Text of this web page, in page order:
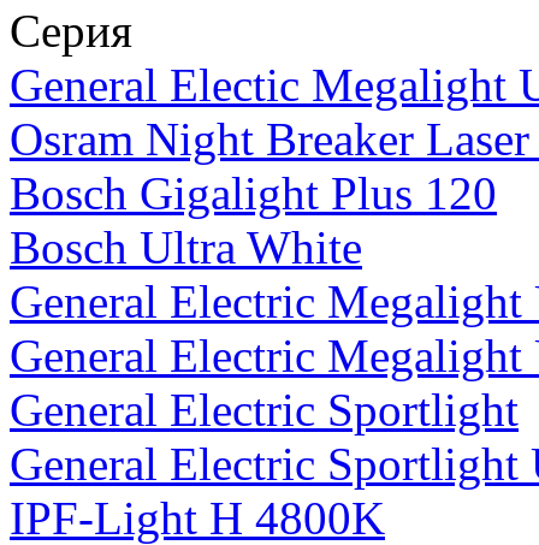
Серия
General Electic Megalight
Osram Night Breaker
Bosch Gigalight Plus 120
Bosch Ultra White
General Electric
General Electric
General Electric Sportlight
General Electric Sportlight
IPF-Light H 4800K